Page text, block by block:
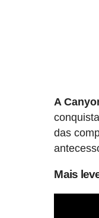
A
das
Mais